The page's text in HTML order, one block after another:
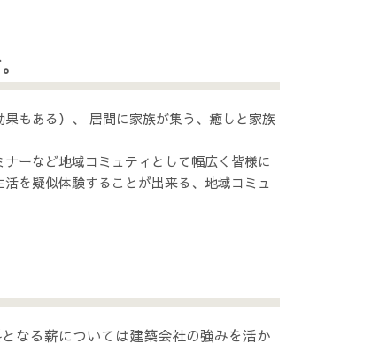
もある）、 居間に家族が集う、癒しと家族
ーなど地域コミュティとして幅広く皆様に
を疑似体験することが出来る、地域コミュ
なる薪については建築会社の強みを活か